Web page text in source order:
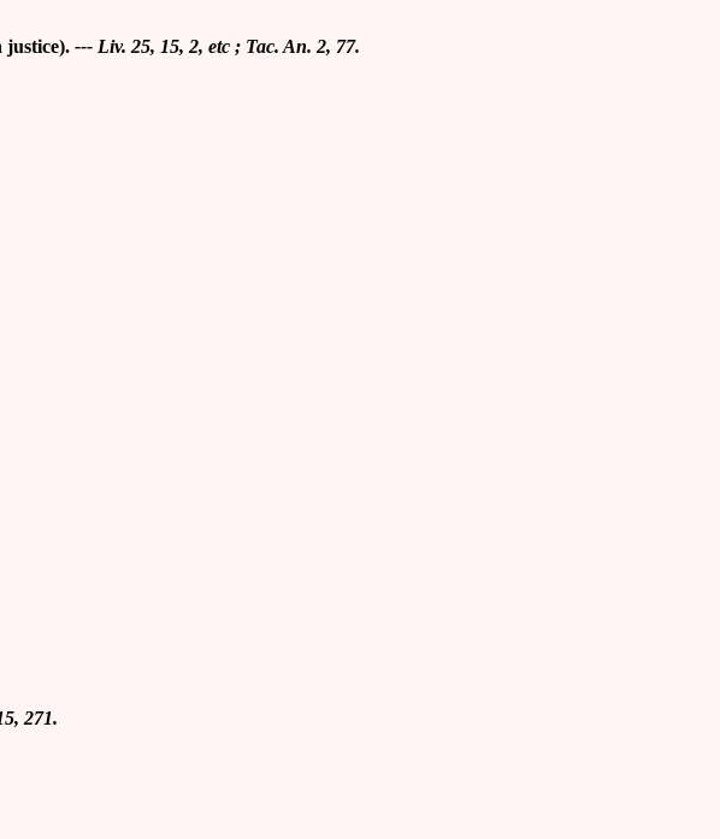
justice). --- Liv. 25, 15, 2, etc ; Tac. An. 2, 77.
271.